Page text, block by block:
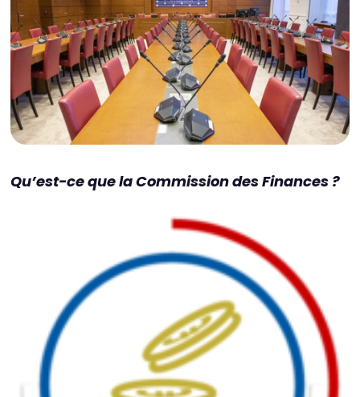
Qu’est-ce que la Commission des Finances ?